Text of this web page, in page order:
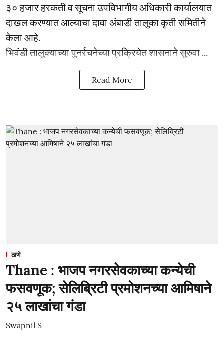
३० हजार हरकती व सूचना उपविभागीय अधिकारी कार्यालयात
दाखल करण्यात आल्याचा दावा अंबाडी तालुका कृती समितीने
केला आहे.
भिवंडी तालुक्याच्या पुनर्रचनेच्या प्रक्रियेत शासनाने सुरुवा ...
Read More
ठाणे
Thane : भाजप नगरसेवकाच्या कन्येची
फसवणूक; सेलिब्रिटी प्रमोशनच्या आमिषाने
२५ लाखांचा गंडा
Swapnil S